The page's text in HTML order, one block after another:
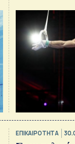
ΕΠΙΚΑΙΡΟΤΗΤΑ